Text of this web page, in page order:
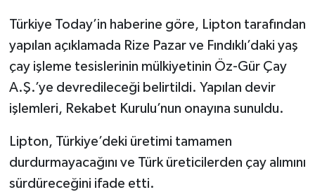
Türkiye Today’in haberine göre, Lipton tarafından
yapılan açıklamada Rize Pazar ve Fındıklı’daki yaş
çay işleme tesislerinin mülkiyetinin Öz-Gür Çay
A.Ş.’ye devredileceği belirtildi. Yapılan devir
işlemleri, Rekabet Kurulu’nun onayına sunuldu.
Lipton, Türkiye’deki üretimi tamamen
durdurmayacağını ve Türk üreticilerden çay alımını
sürdüreceğini ifade etti.